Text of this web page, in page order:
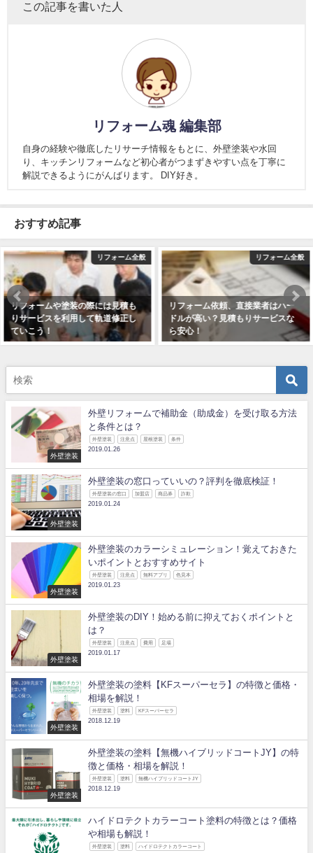
この記事を書いた人
リフォーム魂 編集部
自身の経験や徹底したリサーチ情報をもとに、外壁塗装や水回
り、キッチンリフォームなど初心者がつまずきやすい点を丁寧に
解説できるようにがんばります。 DIY好き。
おすすめ記事
リフォーム全般
リフォーム依頼、直接業者はハー
ドルが高い？見積もりサービスな
ら安心！
リフォーム全
初めてのリフォームや塗装での失
敗は情報不足かも？見積もりサー
ビスで情報をゲット！
外壁塗装
外壁リフォームで補助金（助成金）を受け取る方法
と条件とは？
外壁塗装 注意点 屋根塗装 条件
2019.01.26
外壁塗装
外壁塗装の窓口っていいの？評判を徹底検証！
外壁塗装の窓口 加盟店 商品券 詐欺
2019.01.24
外壁塗装
外壁塗装のカラーシミュレーション！覚えておきた
いポイントとおすすめサイト
外壁塗装 注意点 無料アプリ 色見本
2019.01.23
外壁塗装
外壁塗装のDIY！始める前に抑えておくポイントと
は？
外壁塗装 注意点 費用 足場
2019.01.17
外壁塗装
外壁塗装の塗料【KFスーパーセラ】の特徴と価格・
相場を解説！
外壁塗装 塗料 KFスーパーセラ
2018.12.19
外壁塗装
外壁塗装の塗料【無機ハイブリッドコートJY】の特
徴と価格・相場を解説！
外壁塗装 塗料 無機ハイブリッドコートJY
2018.12.19
ハイドロテクトカラーコート塗料の特徴とは？価格
や相場も解説！
外壁塗装 塗料 ハイドロテクトカラーコート